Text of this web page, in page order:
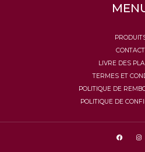
CONTACT
LIVRE DES
TERMES ET
POLITIQUE DE
POLITIQUE DE